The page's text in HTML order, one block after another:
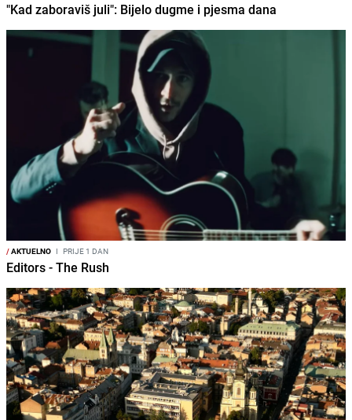
"Kad zaboraviš juli": Bijelo dugme i pjesma dana
/AKTUELNO I PRIJE 1 DAN
Editors - The Rush